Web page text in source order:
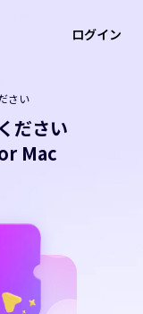
ログイン
さい
ださい
Mac